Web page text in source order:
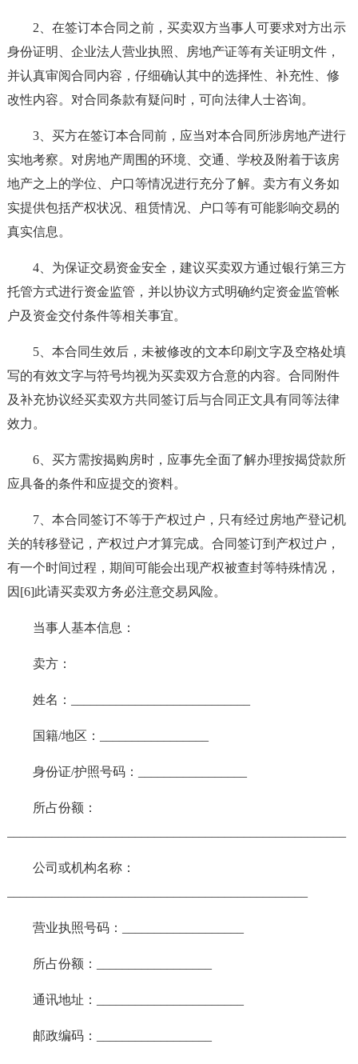
2、在签订本合同之前，买卖双方当事人可要求对方出示
身份证明、企业法人营业执照、房地产证等有关证明文件，
并认真审阅合同内容，仔细确认其中的选择性、补充性、修
改性内容。对合同条款有疑问时，可向法律人士咨询。
3、买方在签订本合同前，应当对本合同所涉房地产进行
实地考察。对房地产周围的环境、交通、学校及附着于该房
地产之上的学位、户口等情况进行充分了解。卖方有义务如
实提供包括产权状况、租赁情况、户口等有可能影响交易的
真实信息。
4、为保证交易资金安全，建议买卖双方通过银行第三方
托管方式进行资金监管，并以协议方式明确约定资金监管帐
户及资金交付条件等相关事宜。
5、本合同生效后，未被修改的文本印刷文字及空格处填
写的有效文字与符号均视为买卖双方合意的内容。合同附件
及补充协议经买卖双方共同签订后与合同正文具有同等法律
效力。
6、买方需按揭购房时，应事先全面了解办理按揭贷款所
应具备的条件和应提交的资料。
7、本合同签订不等于产权过户，只有经过房地产登记机
关的转移登记，产权过户才算完成。合同签订到产权过户，
有一个时间过程，期间可能会出现产权被查封等特殊情况，
因[6]此请买卖双方务必注意交易风险。
当事人基本信息：
卖方：
姓名：____________________________
国籍/地区：_________________
身份证/护照号码：_________________
所占份额：
公司或机构名称：
营业执照号码：___________________
所占份额：__________________
通讯地址：_______________________
邮政编码：__________________